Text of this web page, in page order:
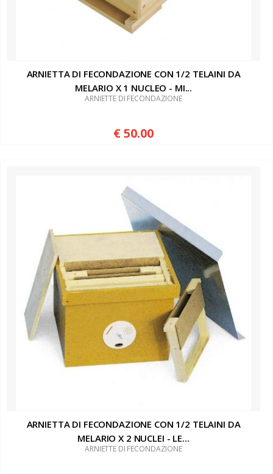
ARNIETTA DI FECONDAZIONE CON 1/2 TELAINI DA
MELARIO X 1 NUCLEO - MI...
ARNIETTE DI FECONDAZIONE
€ 50.00
ARNIETTA DI FECONDAZIONE CON 1/2 TELAINI DA
MELARIO X 2 NUCLEI - LE...
ARNIETTE DI FECONDAZIONE